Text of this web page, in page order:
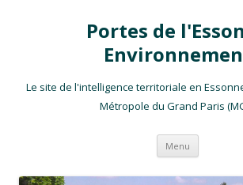
Portes de
Le site de l'intelligence territoriale en
Métropole du Grand Paris
Menu Aller au